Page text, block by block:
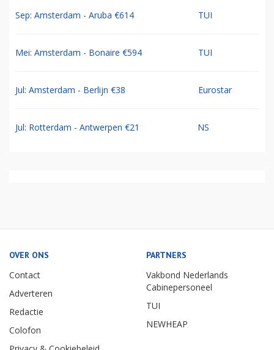
Sep: Amsterdam - Aruba €614 TUI
Mei: Amsterdam - Bonaire €594 TUI
Jul: Amsterdam - Berlijn €38 Eurostar
Jul: Rotterdam - Antwerpen €21 NS
OVER ONS
Contact
Adverteren
Redactie
Colofon
PARTNERS
Vakbond Nederlands
Cabinepersoneel
TUI
NEWHEAP